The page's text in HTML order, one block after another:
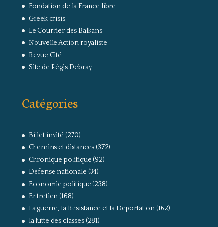
Fondation de la France libre
Greek crisis
Le Courrier des Balkans
Nouvelle Action royaliste
Revue Cité
Site de Régis Debray
Catégories
Billet invité (270)
Chemins et distances(372)
Chronique politique (92)
Défense nationale (34)
Economie politique (238)
Entretien(168)
La guerre, la Résistance et la Déportation(162)
la lutte des classes(281)